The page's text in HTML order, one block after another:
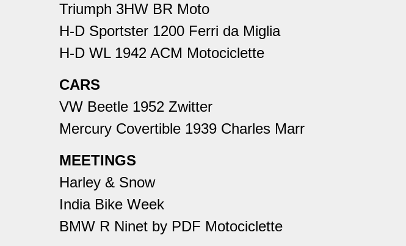
Triumph 3HW BR Moto
H-D Sportster 1200 Ferri da Miglia
H-D WL 1942 ACM Motociclette
CARS
VW Beetle 1952 Zwitter
Mercury Covertible 1939 Charles Marr
MEETINGS
Harley & Snow
India Bike Week
BMW R Ninet by PDF Motociclette